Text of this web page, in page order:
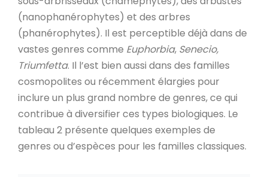
(nanophanérophytes) et des arbres
(phanérophytes). Il est perceptible déjà dans de
vastes genres comme Euphorbia, Senecio,
Triumfetta. Il l’est bien aussi dans des familles
cosmopolites ou récemment élargies pour
inclure un plus grand nombre de genres, ce qui
contribue à diversifier ces types biologiques. Le
tableau 2 présente quelques exemples de
genres ou d’espèces pour les familles classiques.